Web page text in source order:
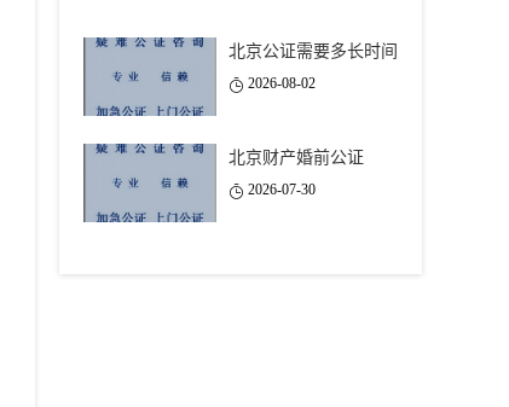
北京公证需要多长时间
2026-08-02
北京财产婚前公证
2026-07-30